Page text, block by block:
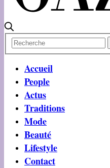
Accueil
People
Actus
Traditions
Mode
Beauté
Lifestyle
Contact